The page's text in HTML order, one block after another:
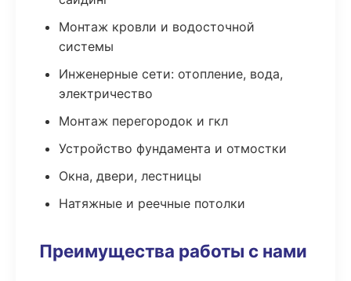
Монтаж кровли и водосточной
системы
Инженерные сети: отопление, вода,
электричество
Монтаж перегородок и гкл
Устройство фундамента и отмостки
Окна, двери, лестницы
Натяжные и реечные потолки
Преимущества работы с нами